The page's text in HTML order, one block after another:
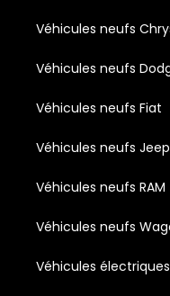
Véhicules neufs
Véhicules neufs
Véhicules neufs Fiat
Véhicules neufs Jeep
Véhicules neufs RAM
Véhicules neufs
Véhicules électriques